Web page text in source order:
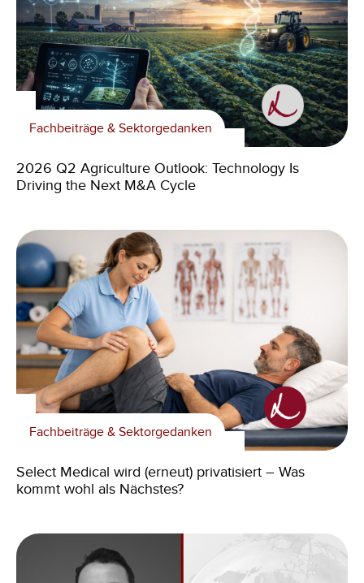
Fachbeiträge & Sektorgedanken
2026 Q2 Agriculture Outlook: Technology Is
Driving the Next M&A Cycle
Fachbeiträge & Sektorgedanken
Select Medical wird (erneut) privatisiert – Was
kommt wohl als Nächstes?